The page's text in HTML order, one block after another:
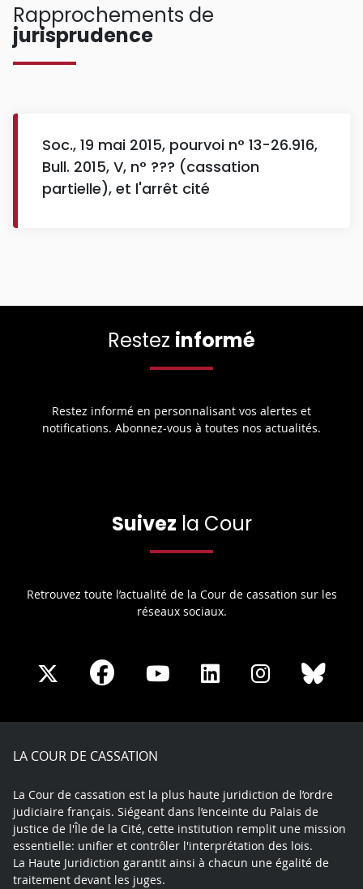
Rapprochements de
jurisprudence
Soc., 19 mai 2015, pourvoi n° 13-26.916,
Bull. 2015, V, n° ??? (cassation
partielle), et l'arrêt cité
Restez informé
Restez informé en personnalisant vos alertes et
notifications. Abonnez-vous à toutes nos actualités.
Suivez la Cour
Retrouvez toute l’actualité de la Cour de cassation sur les
réseaux sociaux.
Share
X
Share
Facebook
Share
Youtube
Share
LinkedIn
Share
Instagram
LA COUR DE CASSATION
La Cour de cassation est la plus haute juridiction de l’ordre
judiciaire français. Siégeant dans l’enceinte du Palais de
justice de l'Île de la Cité, cette institution remplit une mission
essentielle: unifier et contrôler l'interprétation des lois.
La Haute Juridiction garantit ainsi à chacun une égalité de
traitement devant les juges.